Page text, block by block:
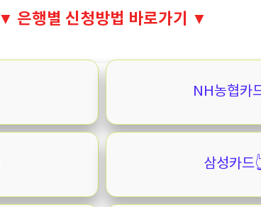
▼ 은행별 신청방법 바로가기 ▼
NH농협카
삼성카드